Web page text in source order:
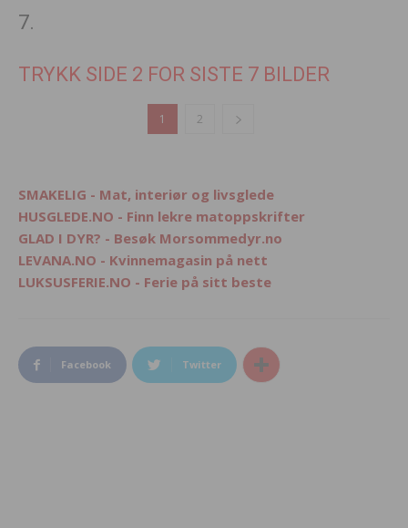
7.
TRYKK SIDE 2 FOR SISTE 7 BILDER
1 2
SMAKELIG - Mat, interiør og livsglede
HUSGLEDE.NO - Finn lekre matoppskrifter
GLAD I DYR? - Besøk Morsommedyr.no
LEVANA.NO - Kvinnemagasin på nett
LUKSUSFERIE.NO - Ferie på sitt beste
Facebook Twitter